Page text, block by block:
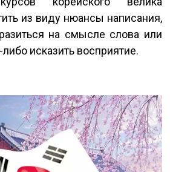
из виду нюансы написания,
на смысле слова или
исказить восприятие.